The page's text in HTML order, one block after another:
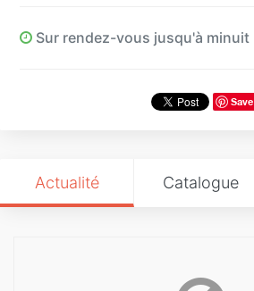
Sur rendez-vous jusqu'à minuit
Save
Actualité Catalogue